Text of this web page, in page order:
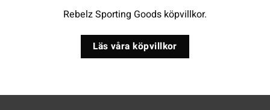
Rebelz Sporting Goods köpvillkor.
Läs våra köpvillkor